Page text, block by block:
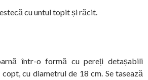
cu untul topit și răcit.
într-o formă cu pereți detașabili
cu diametrul de 18 cm. Se tasează